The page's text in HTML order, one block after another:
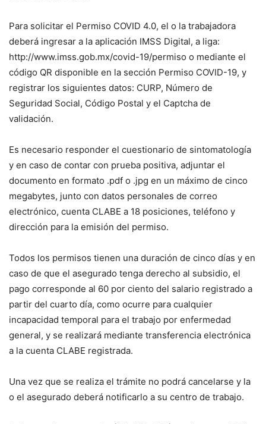
Para solicitar el Permiso COVID 4.0, el o la trabajadora
deberá ingresar a la aplicación IMSS Digital, a liga:
http://www.imss.gob.mx/covid-19/permiso o mediante el
código QR disponible en la sección Permiso COVID-19, y
registrar los siguientes datos: CURP, Número de
Seguridad Social, Código Postal y el Captcha de
validación.
Es necesario responder el cuestionario de sintomatología
y en caso de contar con prueba positiva, adjuntar el
documento en formato .pdf o .jpg en un máximo de cinco
megabytes, junto con datos personales de correo
electrónico, cuenta CLABE a 18 posiciones, teléfono y
dirección para la emisión del permiso.
Todos los permisos tienen una duración de cinco días y en
caso de que el asegurado tenga derecho al subsidio, el
pago corresponde al 60 por ciento del salario registrado a
partir del cuarto día, como ocurre para cualquier
incapacidad temporal para el trabajo por enfermedad
general, y se realizará mediante transferencia electrónica
a la cuenta CLABE registrada.
Una vez que se realiza el trámite no podrá cancelarse y la
o el asegurado deberá notificarlo a su centro de trabajo.